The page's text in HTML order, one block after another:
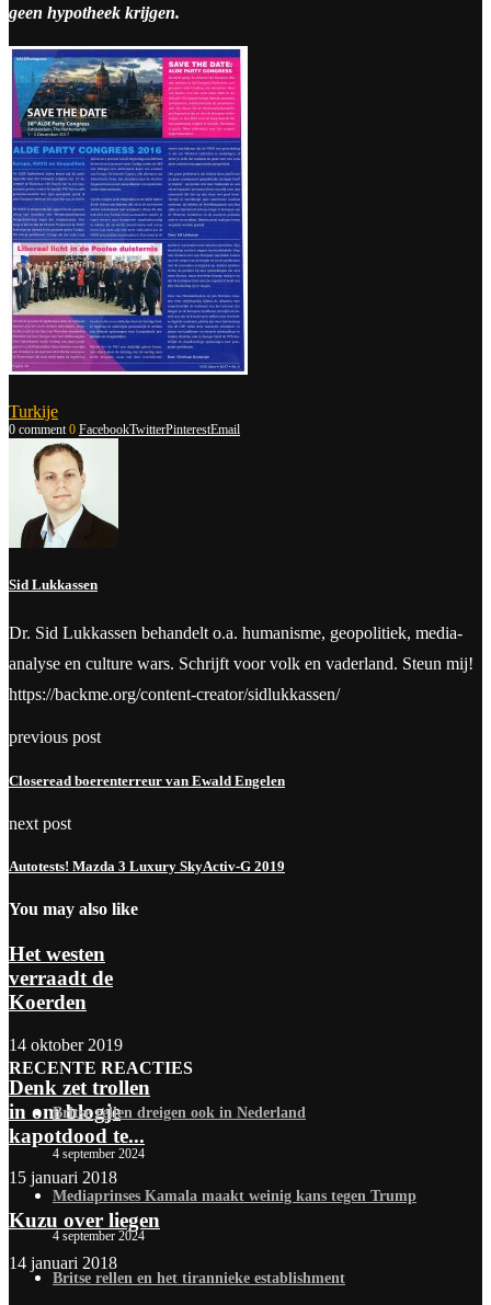
geen hypotheek krijgen.
Turkije
0 comment 0 FacebookTwitterPinterestEmail
Sid Lukkassen
Dr. Sid Lukkassen behandelt o.a. humanisme, geopolitiek, media-
analyse en culture wars. Schrijft voor volk en vaderland. Steun mij!
https://backme.org/content-creator/sidlukkassen/
previous post
Closeread boerenterreur van Ewald Engelen
next post
Autotests! Mazda 3 Luxury SkyActiv-G 2019
You may also like
Het westen
verraadt de
Koerden
14 oktober 2019
Denk zet trollen
in om blogje
kapotdood te...
15 januari 2018
Kuzu over liegen
14 januari 2018
RECENTE REACTIES
Britse rellen dreigen ook in Nederland
4 september 2024
Mediaprinses Kamala maakt weinig kans tegen Trump
4 september 2024
Britse rellen en het tirannieke establishment